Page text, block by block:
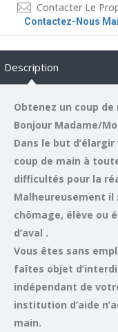
Contacter Le
Contactez-Nous
Description
Obtenez un coup
Bonjour Madame/
Dans le but
coup de main à
difficultés pour la
Malheureusement il
chômage, élève ou
d’aval .
Vous êtes sans
faîtes objet
indépendant de
institution d’aide
main.